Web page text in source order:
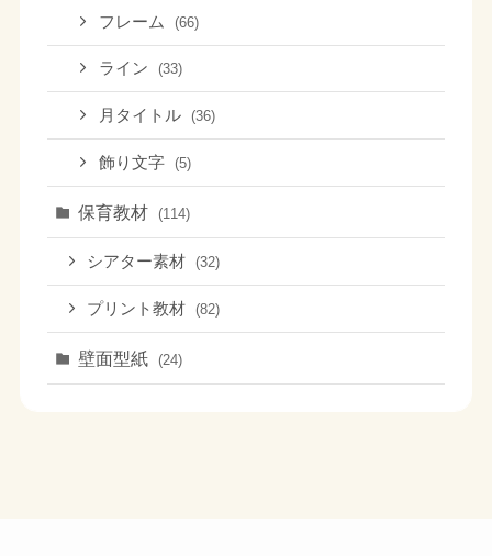
フレーム (66)
ライン (33)
月タイトル (36)
飾り文字 (5)
保育教材 (114)
シアター素材 (32)
プリント教材 (82)
壁面型紙 (24)